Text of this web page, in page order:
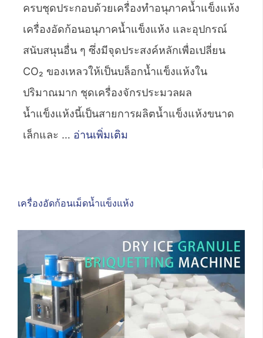
ครบชุดประกอบด้วยเครื่องทำอนุภาคน้ำแข็งแห้ง
เครื่องอัดก้อนอนุภาคน้ำแข็งแห้ง และอุปกรณ์
สนับสนุนอื่น ๆ ซึ่งมีจุดประสงค์หลักเพื่อเปลี่ยน
CO₂ ของเหลวให้เป็นบล็อกน้ำแข็งแห้งใน
ปริมาณมาก ชุดเครื่องจักรประมวลผล
น้ำแข็งแห้งนี้เป็นสายการผลิตน้ำแข็งแห้งขนาด
เล็กและ … อ่านเพิ่มเติม
เครื่องอัดก้อนเม็ดน้ำแข็งแห้ง